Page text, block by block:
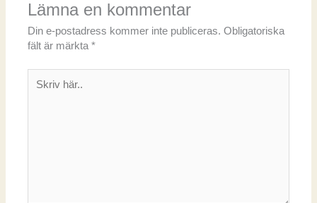
Lämna en kommentar
Din e-postadress kommer inte publiceras. Obligatoriska
fält är märkta*
här..